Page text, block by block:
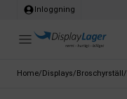
Inloggning
Home/Displays/Broschyrställ/